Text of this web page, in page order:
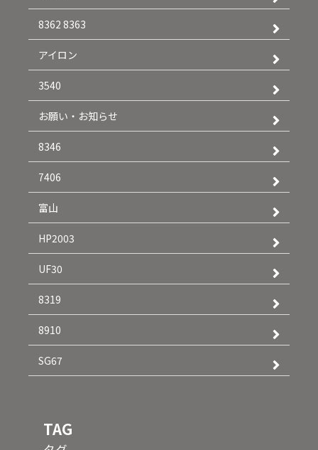
8362 8363
アイロン
3540
お願い・お知らせ
8346
7406
富山
HP2003
UF30
8319
8910
SG67
TAG